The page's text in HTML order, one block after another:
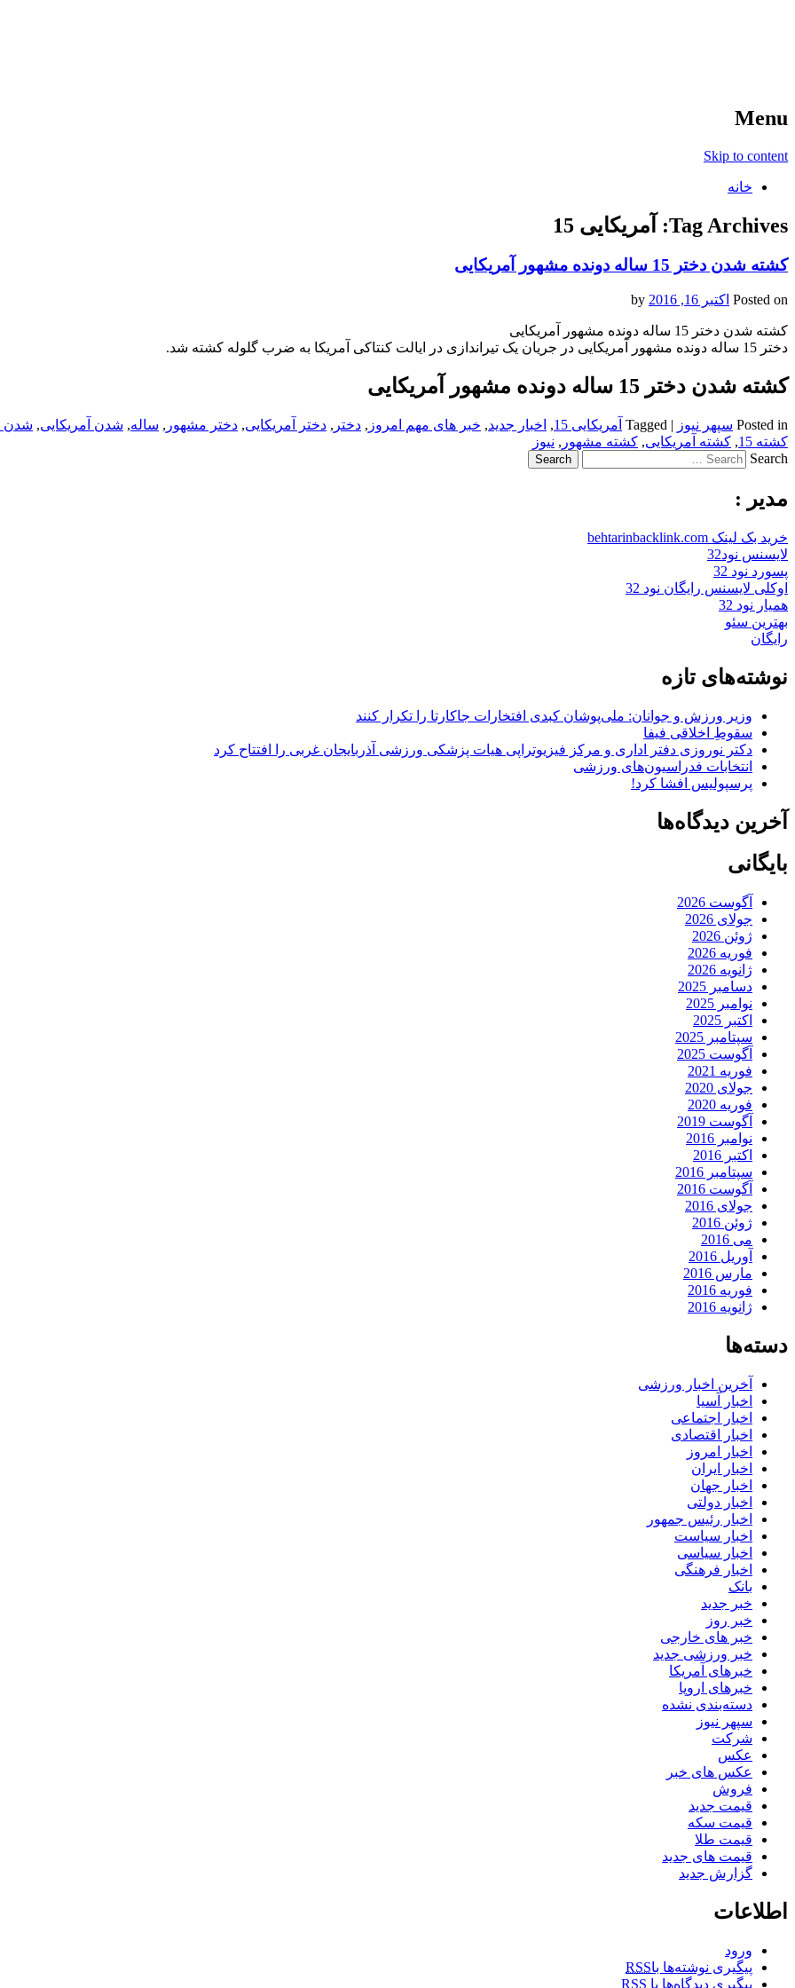
Menu
Skip to content
خانه
Tag Archives: آمریکایی 15
کشته شدن دختر 15 ساله دونده مشهور آمریکایی
Posted on اکتبر 16, 2016
کشته شدن دختر 15 ساله دونده مشهور آمریکایی
دختر 15 ساله دونده مشهور آمریکایی در جریان یک تیراندازی در ایالت کنتاکی آمریکا به ضرب گلوله کشته شد.
کشته شدن دختر 15 ساله دونده مشهور آمریکایی
Posted in سپهر نیوز |
Tagged آمریکایی 15 , اخبار جدید, خبر های مهم امروز , دختر , دختر آمریکایی, دختر مشهور , ساله, شدن آمریکایی, شدن
کشته 15
, کشته آمریکایی, کشته مشهور , نیوز
Search
مدیر :
خرید بک لینک behtarinbacklink.com
لایسنس نود32
پسورد نود 32
اوکلی لایسنس رایگان نود 32
همیار نود 32
بهترین سئو
رایگان
نوشته‌های تازه
وزیر ورزش و جوانان: ملی‌پوشان کبدی افتخارات جاکارتا را تکرار کنند
سقوطِ اخلاقی فیفا
دکتر نوروزی دفتر اداری و مرکز فیزیوتراپی هیات پزشکی ورزشی آذربایجان غربی را افتتاح کرد
انتخابات فدراسیون‌های ورزشی
پرسپولیس افشا کرد!
آخرین دیدگاه‌ها
بایگانی
آگوست 2026
جولای 2026
ژوئن 2026
فوریه 2026
ژانویه 2026
دسامبر 2025
نوامبر 2025
اکتبر 2025
سپتامبر 2025
آگوست 2025
فوریه 2021
جولای 2020
فوریه 2020
آگوست 2019
نوامبر 2016
اکتبر 2016
سپتامبر 2016
آگوست 2016
جولای 2016
ژوئن 2016
می 2016
آوریل 2016
مارس 2016
فوریه 2016
ژانویه 2016
دسته‌ها
آخرین اخبار ورزشی
اخبار آسیا
اخبار اجتماعی
اخبار اقتصادی
اخبار امروز
اخبار ایران
اخبار جهان
اخبار دولتی
اخبار رئیس جمهور
اخبار سیاست
اخبار سیاسی
اخبار فرهنگی
بانک
خبر جدید
خبر روز
خبر های خارجی
خبر ورزشی جدید
خبرهای آمریکا
خبرهای اروپا
دسته‌بندی نشده
سپهر نیوز
شرکت
عکس
عکس های خبر
فروش
قیمت جدید
قیمت سکه
قیمت طلا
قیمت های جدید
گزارش جدید
اطلاعات
ورود
پیگیری نوشته‌ها باRSS
پیگیری دیدگاه‌ها با RSS